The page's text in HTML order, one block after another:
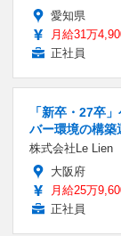
愛知県
月給31万
正社員
「新卒・27卒
バー環境の構築
株式会社Le Lien
大阪府
月給25万
正社員